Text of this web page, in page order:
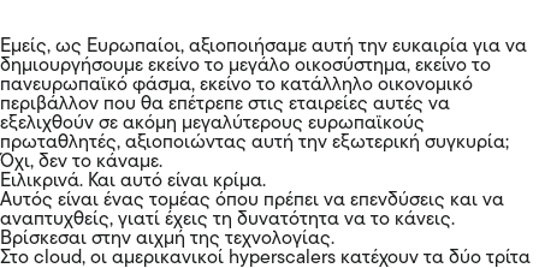
Εμείς, ως Ευρωπαίοι, αξιοποιήσαμε αυτή την ευκαιρία για να
δημιουργήσουμε εκείνο το μεγάλο οικοσύστημα, εκείνο το
πανευρωπαϊκό φάσμα, εκείνο το κατάλληλο οικονομικό
περιβάλλον που θα επέτρεπε στις εταιρείες αυτές να
εξελιχθούν σε ακόμη μεγαλύτερους ευρωπαϊκούς
πρωταθλητές, αξιοποιώντας αυτή την εξωτερική συγκυρία;
Όχι, δεν το κάναμε.
Ειλικρινά. Και αυτό είναι κρίμα.
Αυτός είναι ένας τομέας όπου πρέπει να επενδύσεις και να
αναπτυχθείς, γιατί έχεις τη δυνατότητα να το κάνεις.
Βρίσκεσαι στην αιχμή της τεχνολογίας.
Στο cloud, οι αμερικανικοί hyperscalers κατέχουν τα δύο τρίτα